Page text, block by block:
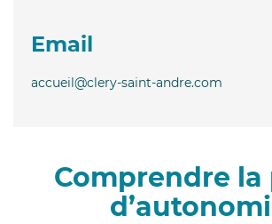
Email
accueil@clery-saint-andre.com
Comprendre la